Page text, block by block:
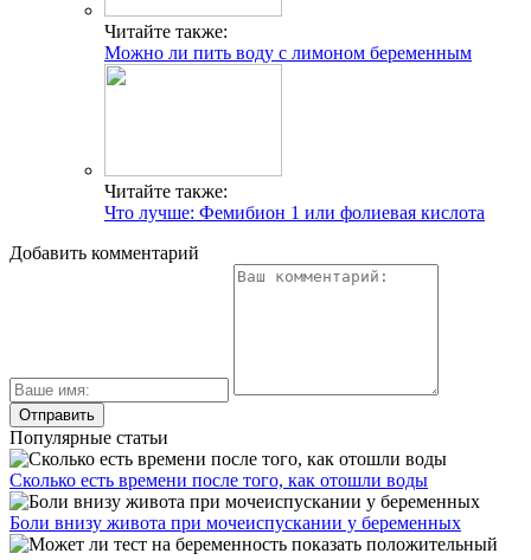
Читайте также:
Можно ли пить воду с лимоном беременным
Читайте также:
Что лучше: Фемибион 1 или фолиевая кислота
Добавить комментарий
Популярные статьи
Сколько есть времени после того, как отошли воды
Боли внизу живота при мочеиспускании у беременных